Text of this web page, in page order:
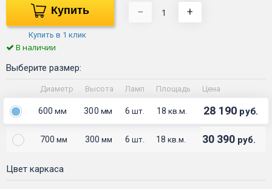
Купить
Купить в 1 клик
− +
В наличии
Выберите размер:
Диаметр Высота Ламп Площадь Цена
600мм 300 мм 6 шт. 18кв.м. 28 190 руб.
700 мм 300 мм 6 шт. 18 кв.м. 30 390 руб.
Цвет каркаса